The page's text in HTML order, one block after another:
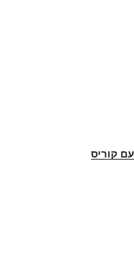
קוריס